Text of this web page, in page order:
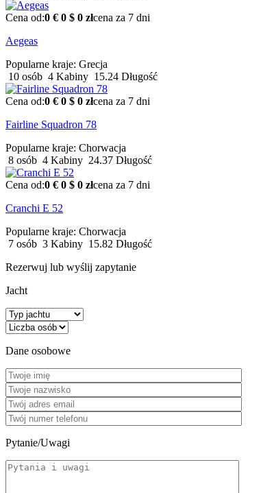
Cena od:0 € 0 $ 0 złcena za 7 dni
Aegeas
Popularne kraje: Grecja
10 osób 4 Kabiny 15.24 Długość
Cena od:0 € 0 $ 0 złcena za 7 dni
Fairline Squadron 78
Popularne kraje: Chorwacja
8 osób 4 Kabiny 24.37 Długość
Cena od:0 € 0 $ 0 złcena za 7 dni
Cranchi E 52
Popularne kraje: Chorwacja
7 osób 3 Kabiny 15.82 Długość
Rezerwuj lub wyślij zapytanie
Jacht
Dane osobowe
Pytanie/Uwagi